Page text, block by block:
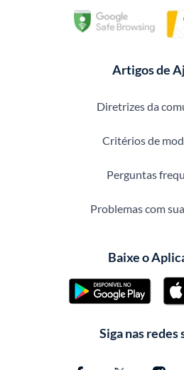
Artigos de
Diretrizes da
Critérios de
Perguntas
Problemas com
Baixe o
Siga nas redes